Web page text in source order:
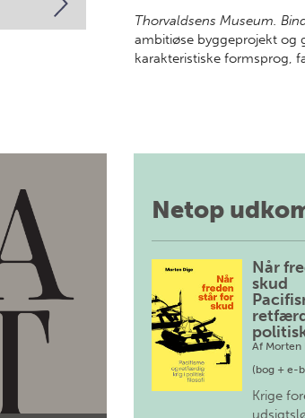
Thorvaldsens Museum.
ambitiøse byggeprojekt og
karakteristiske formsprog,
Netop
Når
skud
Af Morten
(bog + e-
Krige